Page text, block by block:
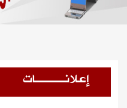
إعلانــــات